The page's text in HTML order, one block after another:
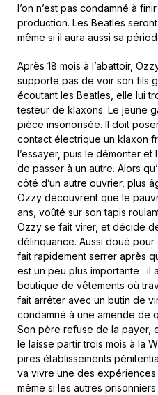
l’on n’est pas condamné à
production. Les Beatles
même si il aura aussi sa
Après 18 mois à l’abattoir,
supporte pas de voir son fils
écoutant les Beatles, elle lui
testeur de klaxons. Le jeune
pièce insonorisée. Il doit
contact électrique un klaxon
l’essayer, puis le démonter et
de passer à un autre. Alors
côté d’un autre ouvrier, plus
Ozzy découvrent que le
ans, voûté sur son tapis
Ozzy se fait virer, et décide
délinquance. Aussi doué
fait rapidement serrer après
est un peu plus importante : il
boutique de vêtements où
fait arrêter avec un butin de
condamné à une amende de
Son père refuse de la payer,
le laisse partir trois mois à la
pires établissements
va vivre une des expériences
même si les autres